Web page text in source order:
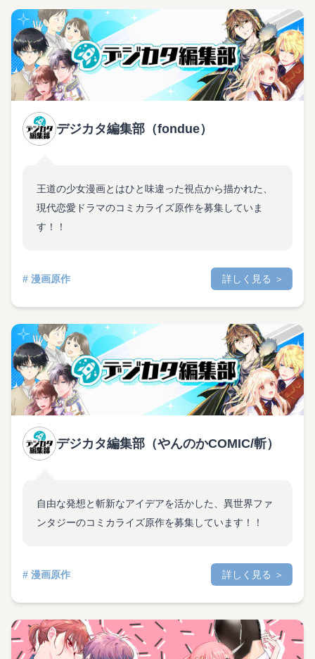
デジカタ編集部（fondue）
王道の少女漫画とはひと味違った視点から描かれた、
現代恋愛ドラマのコミカライズ原作を募集していま
す！！
# 漫画原作 詳しく見る ＞
デジカタ編集部（やんのかCOMIC/斬）
自由な発想と斬新なアイデアを活かした、異世界ファ
ンタジーのコミカライズ原作を募集しています！！
# 漫画原作 詳しく見る ＞